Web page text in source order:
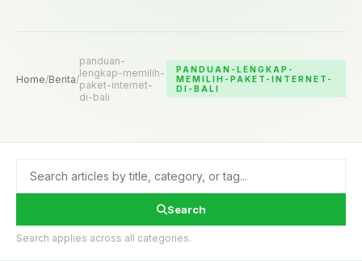
Home/Berita/
panduan-
lengkap-memilih-
paket-internet-
di-bali
PANDUAN-LENGKAP-
MEMILIH-PAKET-INTERNET-
DI-BALI
Search
Search applies across all categories.